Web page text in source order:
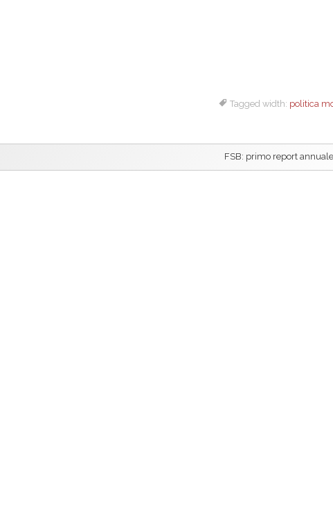
Tagged width: politica
FSB: primo report annuale